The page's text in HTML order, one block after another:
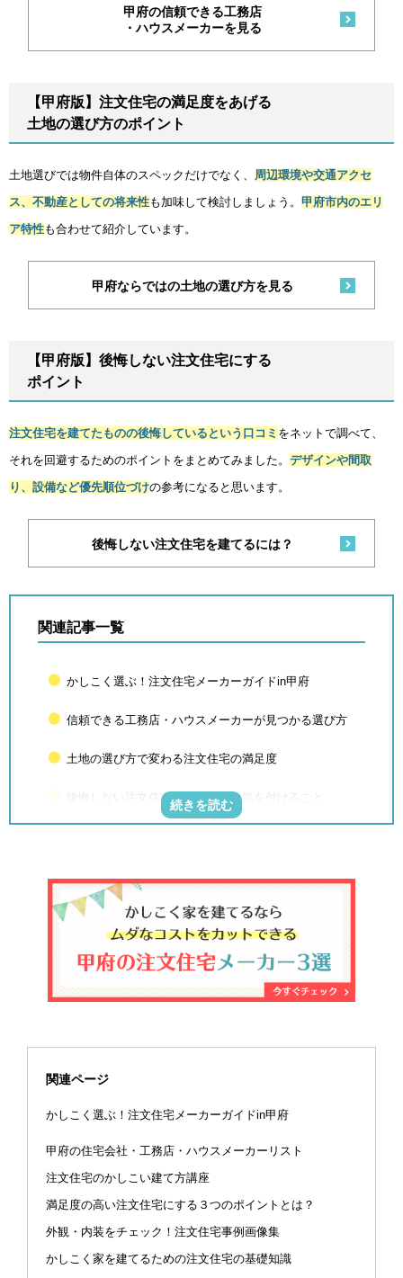
甲府の信頼できる工務店
・ハウスメーカーを見る
【甲府版】注文住宅の満足度をあげる
土地の選び方のポイント
土地選びでは物件自体のスペックだけでなく、 周辺環境や交通アクセ
ス、不動産としての将来性も加味して検討しましょう。 甲府市内のエリ
ア特性も合わせて紹介しています。
甲府ならではの土地の選び方を見る
【甲府版】後悔しない注文住宅にする
ポイント
注文住宅を建てたものの後悔しているという口コミ をネットで調べて、
それを回避するためのポイントをまとめてみました。 デザインや間取
り、設備など優先順位づけの参考になると思います。
後悔しない注文住宅を建てるには？
関連記事一覧
かしこく選ぶ！注文住宅メーカーガイドin甲府
信頼できる工務店・ハウスメーカーが見つかる選び方
土地の選び方で変わる注文住宅の満足度
後悔しない注文住宅にするために気を付けること
関連ページ
かしこく選ぶ！注文住宅メーカーガイドin甲府
甲府の住宅会社・工務店・ハウスメーカーリスト
注文住宅のかしこい建て方講座
満足度の高い注文住宅にする３つのポイントとは？
外観・内装をチェック！注文住宅事例画像集
かしこく家を建てるための注文住宅の基礎知識